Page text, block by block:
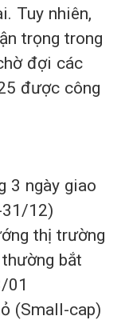
Tuy nhiên,
trọng trong
đợi các
được công
3 ngày giao
12)
thị trường
bắt
01
(Small-cap)